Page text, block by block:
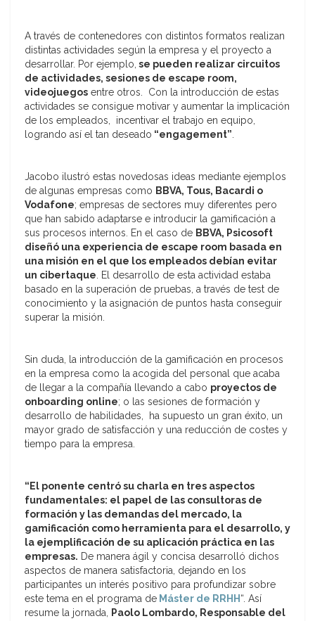
A través de contenedores con distintos formatos realizan
distintas actividades según la empresa y el proyecto a
desarrollar. Por ejemplo, se pueden realizar circuitos
de actividades, sesiones de escape room,
videojuegos entre otros. Con la introducción de estas
actividades se consigue motivar y aumentar la implicación
de los empleados, incentivar el trabajo en equipo,
logrando así el tan deseado “engagement”
Jacobo ilustró estas novedosas ideas mediante ejemplos
de algunas empresas como BBVA, Tous, Bacardi o
Vodafone; empresas de sectores muy diferentes pero
que han sabido adaptarse e introducir la gamificación a
sus procesos internos. En el caso de BBVA, Psicosoft
diseñó una experiencia de escape room basada en
una misión en el que los empleados debían evitar
un cibertaque . El desarrollo de esta actividad estaba
basado en la superación de pruebas, a través de test de
conocimiento y la asignación de puntos hasta conseguir
superar la misión.
Sin duda, la introducción de la gamificación en procesos
en la empresa como la acogida del personal que acaba
de llegar a la compañía llevando a cabo proyectos de
onboarding online; o las sesiones de formación y
desarrollo de habilidades, ha supuesto un gran éxito, un
mayor grado de satisfacción y una reducción de costes y
tiempo para la empresa.
“El ponente centró su charla en tres aspectos
fundamentales: el papel de las consultoras de
formación y las demandas del mercado, la
gamificación como herramienta para el desarrollo, y
la ejemplificación de su aplicación práctica en las
empresas. De manera ágil y concisa desarrolló dichos
aspectos de manera satisfactoria, dejando en los
participantes un interés positivo para profundizar sobre
este tema en el programa de Máster de RRHH “. Así
resume la jornada,
Paolo Lombardo, Responsable del